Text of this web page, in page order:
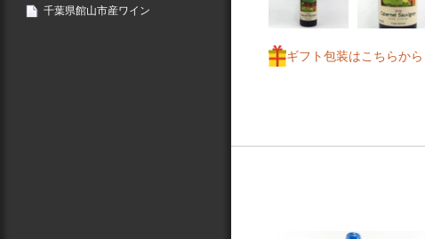
千葉県館山市産ワイン
ギフト包装はこちらから